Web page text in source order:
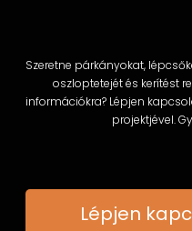
Szeretne párkányokat,
oszloptetejét és kerítést
információkra? Lépjen
projektjével.
Lépjen